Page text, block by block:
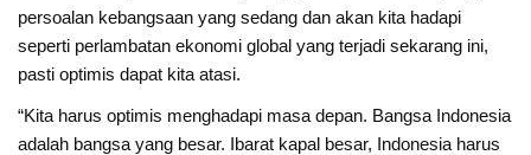
persoalan kebangsaan yang sedang dan akan kita hadapi
seperti perlambatan ekonomi global yang terjadi sekarang ini,
pasti optimis dapat kita atasi.
“Kita harus optimis menghadapi masa depan. Bangsa Indonesia
adalah bangsa yang besar. Ibarat kapal besar, Indonesia harus